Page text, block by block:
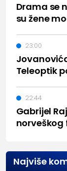
Drama se
su žene
Teleoptik
23:00
Gabrijel
norveškog
22:44
Najviše